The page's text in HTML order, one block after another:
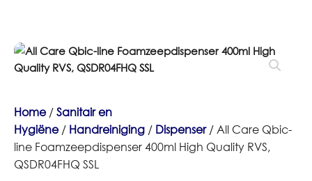
Home/Sanitair en
Hygiëne/ Handreiniging / Dispenser/ All Care Qbic-
line Foamzeepdispenser 400ml High Quality RVS,
QSDR04FHQ SSL